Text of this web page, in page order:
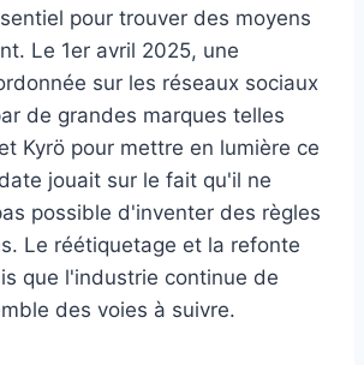
pour trouver des moyens
Le 1er avril 2025, une
sur les réseaux sociaux
de grandes marques telles
Kyrö pour mettre en lumière ce
jouait sur le fait qu'il ne
possible d'inventer des règles
Le réétiquetage et la refonte
que l'industrie continue de
des voies à suivre.